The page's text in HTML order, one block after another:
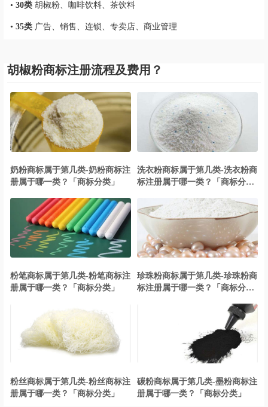
• 30类 胡椒粉、咖啡饮料、茶饮料
• 35类 广告、销售、连锁、专卖店、商业管理
胡椒粉商标注册流程及费用？
奶粉商标属于第几类-奶粉商标注
册属于哪一类？「商标分类」
洗衣粉商标属于第几类-洗衣粉商
标注册属于哪一类？「商标分
粉笔商标属于第几类-粉笔商标注
册属于哪一类？「商标分类」
珍珠粉商标属于第几类-珍珠粉商
标注册属于哪一类？「商标分
粉丝商标属于第几类-粉丝商标注
册属于哪一类？「商标分类」
碳粉商标属于第几类-墨粉商标注
册属于哪一类？「商标分类」